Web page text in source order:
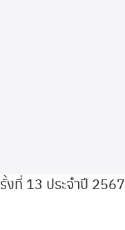
งที่ 13 ประจำปี 2567